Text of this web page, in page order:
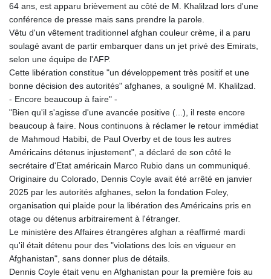
64 ans, est apparu brièvement au côté de M. Khalilzad lors d'une
conférence de presse mais sans prendre la parole.
Vêtu d'un vêtement traditionnel afghan couleur crème, il a paru
soulagé avant de partir embarquer dans un jet privé des Emirats,
selon une équipe de l'AFP.
Cette libération constitue "un développement très positif et une
bonne décision des autorités" afghanes, a souligné M. Khalilzad.
- Encore beaucoup à faire" -
"Bien qu'il s'agisse d'une avancée positive (...), il reste encore
beaucoup à faire. Nous continuons à réclamer le retour immédiat
de Mahmoud Habibi, de Paul Overby et de tous les autres
Américains détenus injustement", a déclaré de son côté le
secrétaire d'Etat américain Marco Rubio dans un communiqué.
Originaire du Colorado, Dennis Coyle avait été arrêté en janvier
2025 par les autorités afghanes, selon la fondation Foley,
organisation qui plaide pour la libération des Américains pris en
otage ou détenus arbitrairement à l'étranger.
Le ministère des Affaires étrangères afghan a réaffirmé mardi
qu'il était détenu pour des "violations des lois en vigueur en
Afghanistan", sans donner plus de détails.
Dennis Coyle était venu en Afghanistan pour la première fois au